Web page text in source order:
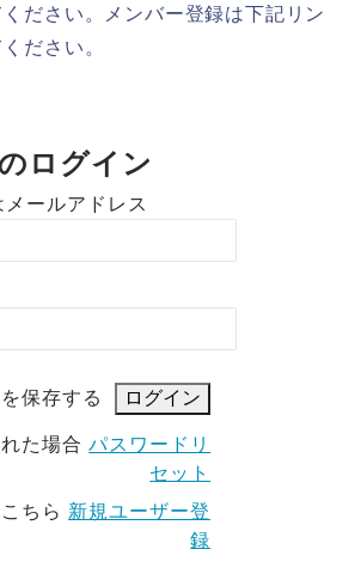
ださい。メンバー登録は下記リン
ださい。
ログイン
ールアドレス
保存する
れた場合パスワードリ
セット
ちら 新規ユーザー登
録